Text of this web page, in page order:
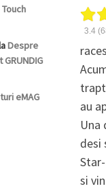
3.4
au
Una
desi
si
Despre
eMAG